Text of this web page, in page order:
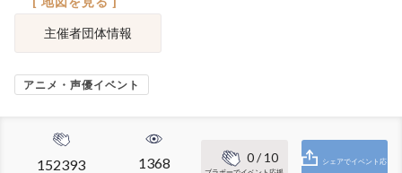
主催者団体情報
アニメ・声優イベント
152393 1368 0/ 10 シェアでイベント応